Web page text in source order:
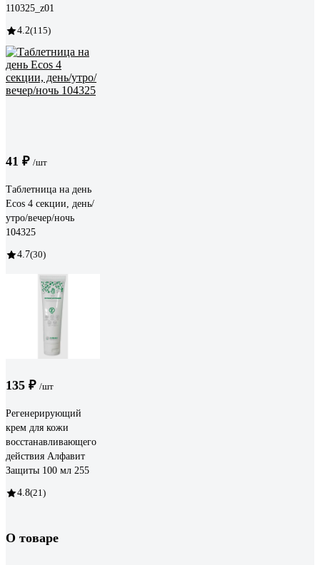
110325_z01
4.2(115)
41 ₽ /шт
Таблетница на день
Ecos 4 секции, день/
утро/вечер/ночь
104325
4.7(30)
135 ₽ /шт
Регенерирующий
крем для кожи
восстанавливающего
действия Алфавит
Защиты 100 мл 255
4.8(21)
О товаре